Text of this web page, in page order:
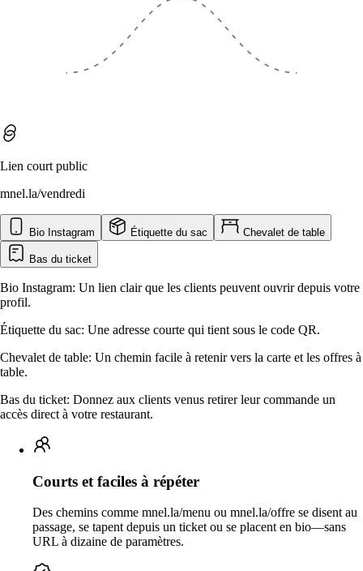
Lien court public
mnel.la/vendredi
Bio Instagram Étiquette du sac Chevalet de table
Bas du ticket
Bio Instagram: Un lien clair que les clients peuvent ouvrir depuis votre
profil.
Étiquette du sac: Une adresse courte qui tient sous le code QR.
Chevalet de table: Un chemin facile à retenir vers la carte et les offres à
table.
Bas du ticket: Donnez aux clients venus retirer leur commande un
accès direct à votre restaurant.
Courts et faciles à répéter
Des chemins comme mnel.la/menu ou mnel.la/offre se disent au
passage, se tapent depuis un ticket ou se placent en bio—sans
URL à dizaine de paramètres.